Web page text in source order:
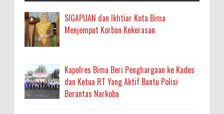
SIGAPUAN dan Ikhtiar Kota Bima
Menjemput Korban Kekerasan
Kapolres Bima Beri Penghargaan ke Kades
dan Ketua RT Yang Aktif Bantu Polisi
Berantas Narkoba